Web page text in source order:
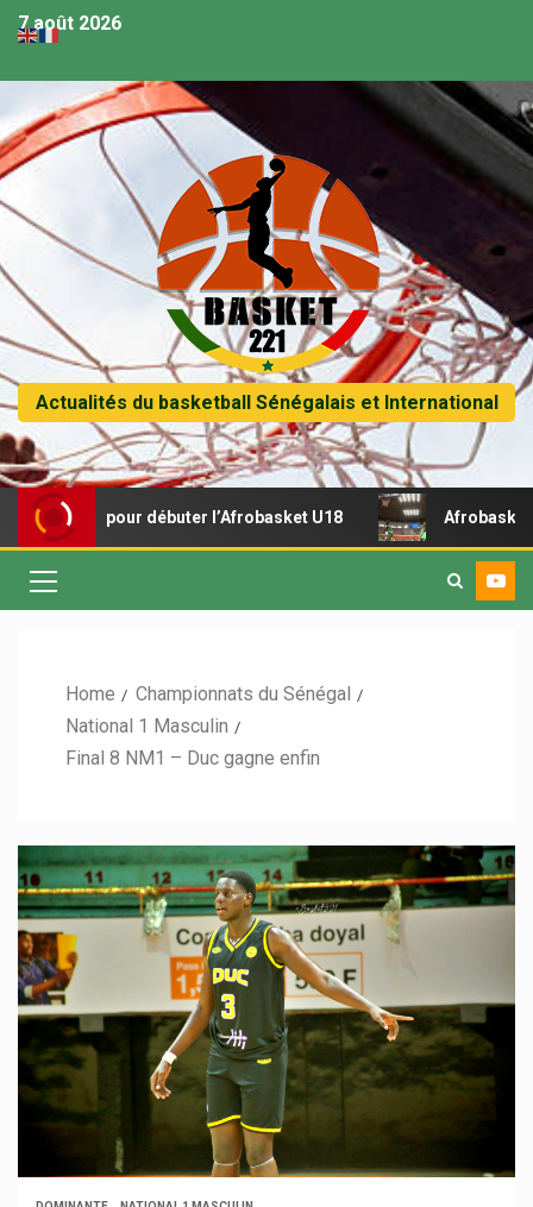
7 août 2026
Actualités du basketball Sénégalais et International
pour débuter l’Afrobasket U18 Afrobasket U18 –
Home
Championnats du Sénégal
National 1 Masculin
Final 8 NM1 – Duc gagne enfin